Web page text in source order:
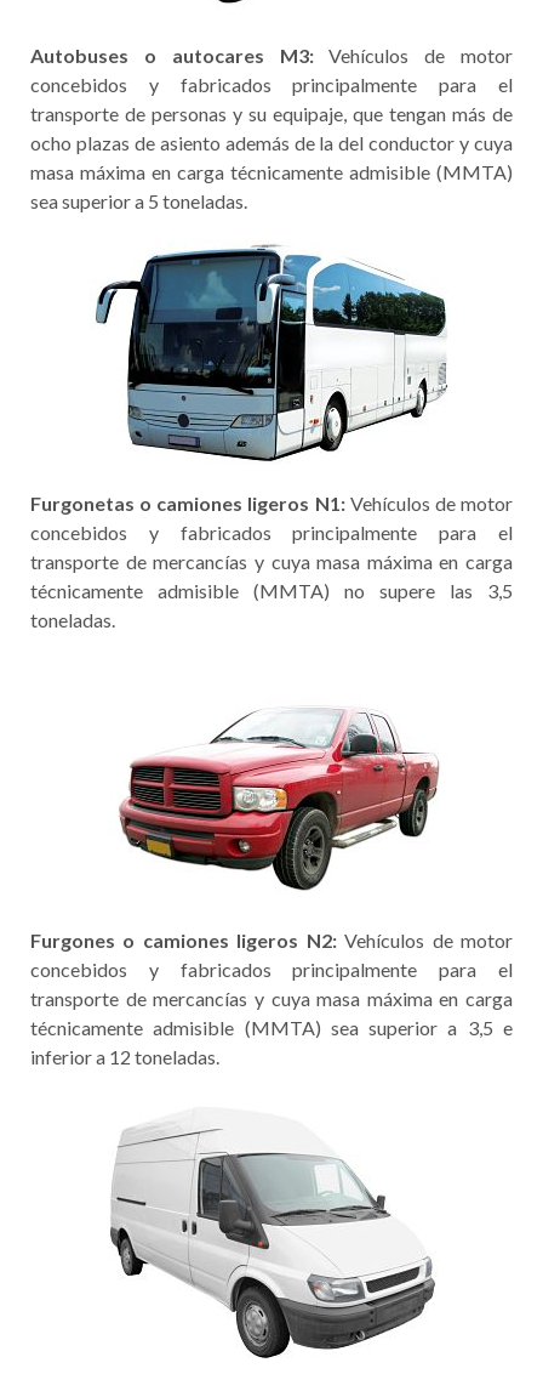
Autobuses o autocares M3:Vehículos de motor
concebidos y fabricados principalmente para el
transporte de personas y su equipaje, que tengan más de
ocho plazas de asiento además de la del conductor y cuya
masa máxima en carga técnicamente admisible (MMTA)
sea superior a 5 toneladas.
Furgonetas o camiones ligeros N1: Vehículos de motor
concebidos y fabricados principalmente para el
transporte de mercancías y cuya masa máxima en carga
técnicamente admisible (MMTA) no supere las 3,5
toneladas.
Furgones o camiones ligeros N2:Vehículos de motor
concebidos y fabricados principalmente para el
transporte de mercancías y cuya masa máxima en carga
técnicamente admisible (MMTA) sea superior a 3,5 e
inferior a 12 toneladas.